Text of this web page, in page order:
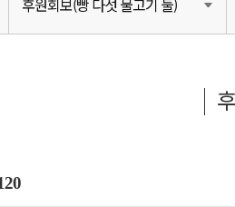
후원회보(빵 다섯 물고기 둘)